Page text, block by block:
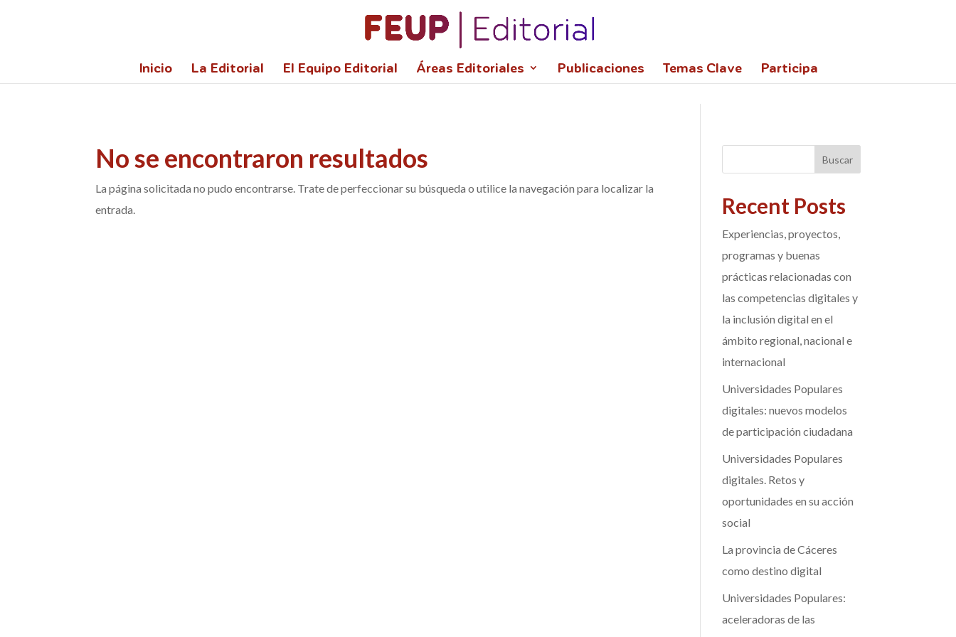
@import url('https://fonts.googleapis.com/css2?family=Lato:ital,wght@0,100;0,300;0,400;0,700;0,900;1,100;1,300;1,400;1,700;1,900&display=swap');
Inicio La Editorial El Equipo Editorial Áreas Editoriales Publicaciones Temas Clave Participa
No se encontraron resultados
La página solicitada no pudo encontrarse. Trate de perfeccionar su búsqueda o utilice la navegación para localizar la
entrada.
Buscar
Recent Posts
Experiencias, proyectos,
programas y buenas
prácticas relacionadas con
las competencias digitales y
la inclusión digital en el
ámbito regional, nacional e
internacional
Universidades Populares
digitales: nuevos modelos
de participación ciudadana
Universidades Populares
digitales. Retos y
oportunidades en su acción
social
La provincia de Cáceres
como destino digital
Universidades Populares:
aceleradoras de las